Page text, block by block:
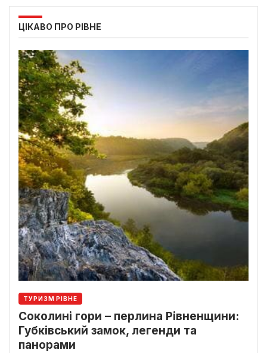
ЦІКАВО ПРО РІВНЕ
ТУРИЗМ РІВНЕ
Соколині гори – перлина Рівненщини:
Губківський замок, легенди та
панорами